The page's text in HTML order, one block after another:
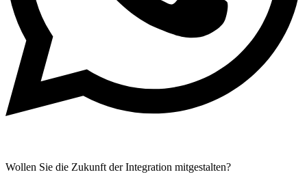
Wollen Sie die Zukunft der Integration mitgestalten?